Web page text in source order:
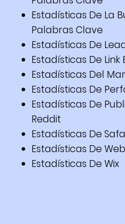
Estadísticas De La
Palabras Clave
Estadísticas De
Estadísticas De Link
Estadísticas Del
Estadísticas De
Estadísticas De
Reddit
Estadísticas De
Estadísticas De
Estadísticas De Wix